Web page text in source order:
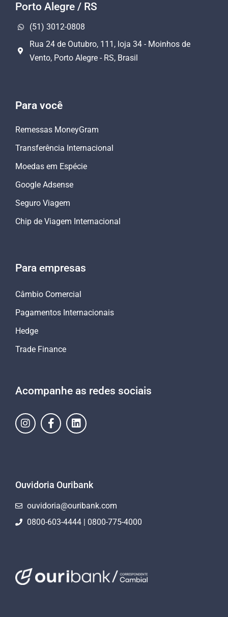
Porto Alegre / RS
(51) 3012-0808
Rua 24 de Outubro, 111, loja 34 - Moinhos de
Vento, Porto Alegre - RS, Brasil
Para você
Remessas MoneyGram
Transferência Internacional
Moedas em Espécie
Google Adsense
Seguro Viagem
Chip de Viagem Internacional
Para empresas
Câmbio Comercial
Pagamentos Internacionais
Hedge
Trade Finance
Acompanhe as redes sociais
Ouvidoria Ouribank
ouvidoria@ouribank.com
0800-603-4444 | 0800-775-4000